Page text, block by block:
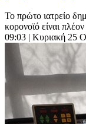
Το πρώτο ιατρείο
κορονοϊό είναι
09:03 | Κυριακή 25